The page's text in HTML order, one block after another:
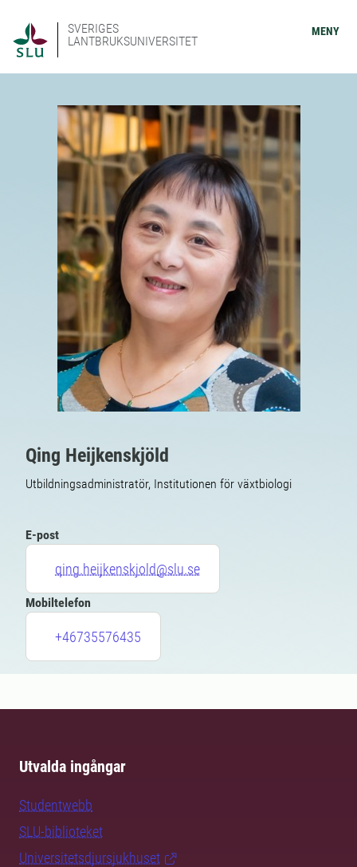
SVERIGES
LANTBRUKSUNIVERSITET
MENY
Qing Heijkenskjöld
Utbildningsadministratör, Institutionen för växtbiologi
E-post
qing.heijkenskjold@slu.se
Mobiltelefon
+46735576435
Utvalda ingångar
Studentwebb
SLU-biblioteket
Universitetsdjursjukhuset